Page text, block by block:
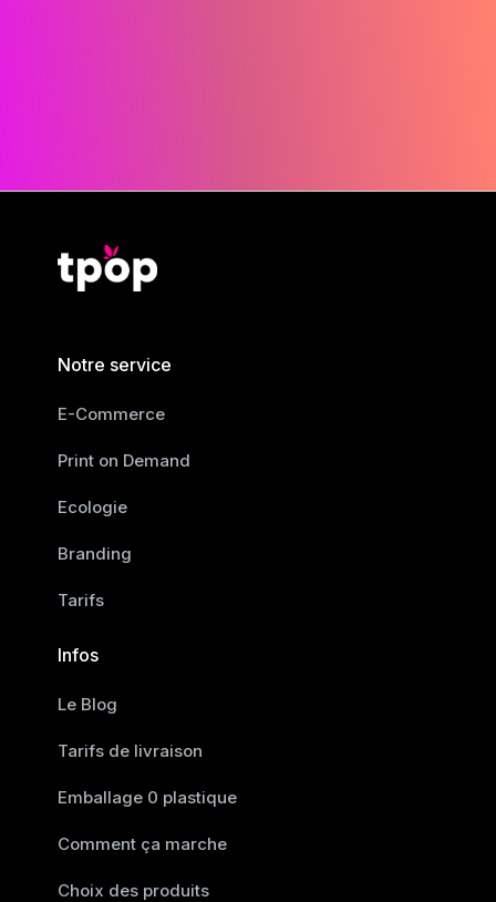
Notre service
E-Commerce
Print on Demand
Ecologie
Branding
Tarifs
Infos
Le Blog
Tarifs de livraison
Emballage 0 plastique
Comment ça marche
Choix des produits